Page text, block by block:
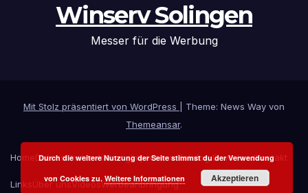
Winserv Solingen
Messer für die Werbung
Mit Stolz präsentiert von WordPress
Theme: News Way von
Themeansar.
HomeDatenschutzerklärungImpressumKatalog DownloadKontakt
Links Über unsVideosWerbeanbringung
Durch die weitere Nutzung der Seite stimmst du der Verwendung
von Cookies zu. Weitere Informationen Akzeptieren